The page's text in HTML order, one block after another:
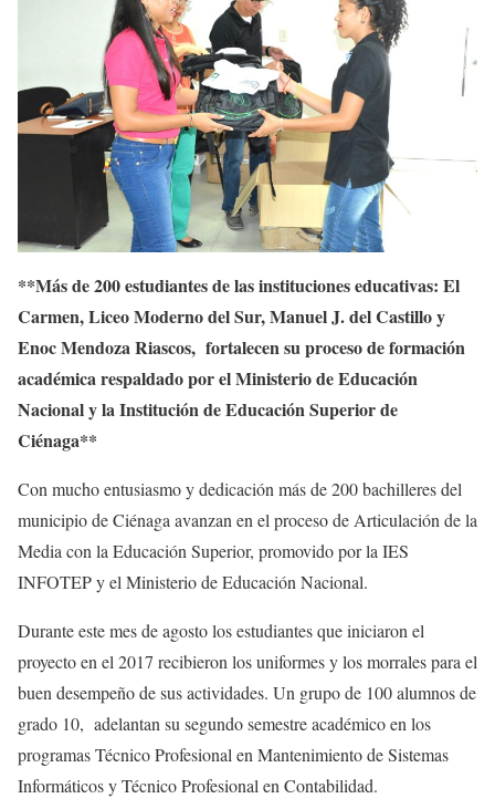
**Más de 200 estudiantes de las instituciones educativas: El
Carmen, Liceo Moderno del Sur, Manuel J. del Castillo y
Enoc Mendoza Riascos, fortalecen su proceso de formación
académica respaldado por el Ministerio de Educación
Nacional y la Institución de Educación Superior de
Ciénaga**
Con mucho entusiasmo y dedicación más de 200 bachilleres del
municipio de Ciénaga avanzan en el proceso de Articulación de la
Media con la Educación Superior, promovido por la IES
INFOTEP y el Ministerio de Educación Nacional.
Durante este mes de agosto los estudiantes que iniciaron el
proyecto en el 2017 recibieron los uniformes y los morrales para el
buen desempeño de sus actividades. Un grupo de 100 alumnos de
grado 10, adelantan su segundo semestre académico en los
programas Técnico Profesional en Mantenimiento de Sistemas
Informáticos y Técnico Profesional en Contabilidad.